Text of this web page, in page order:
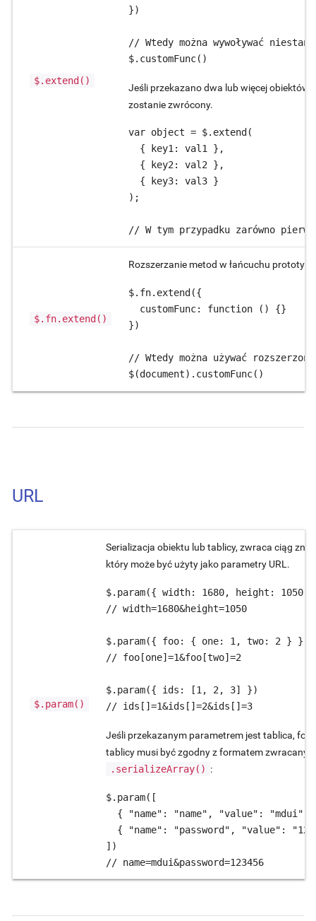
$.extend()
})
// Wtedy można wywoływać
Jeśli przekazano dwa lub więcej
zostanie zwrócony.
var object = $.extend(
  { key1: val1 },
  { key2: val2 },
  { key3: val3 }
);
// W tym przypadku zarówno
$.fn.extend()
Rozszerzanie metod w łańcuchu
$.fn.extend({
  customFunc: function () {}
})
// Wtedy można używać
$(document).customFunc()
URL
$.param()
Serializacja obiektu lub tablicy, zwraca ciąg
który może być użyty jako parametry URL.
$.param({ width: 1680, height: 1050
// width=1680&height=1050
$.param({ foo: { one: 1, two: 2 } })
// foo[one]=1&foo[two]=2
$.param({ ids: [1, 2, 3] })
// ids[]=1&ids[]=2&ids[]=3
Jeśli przekazanym parametrem jest tablica,
tablicy musi być zgodny z formatem
.serializeArray() :
$.param([
{ "name": "name", "value": "mdui"
{ "name": "password", "value":
])
// name=mdui&password=123456